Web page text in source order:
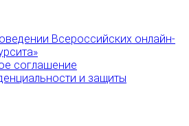
Всероссийских онлайн-
соглашение
и защиты